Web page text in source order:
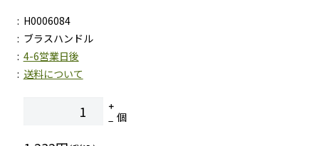
H0006084
ブラスハンドル
4-6営業日後
送料について
個